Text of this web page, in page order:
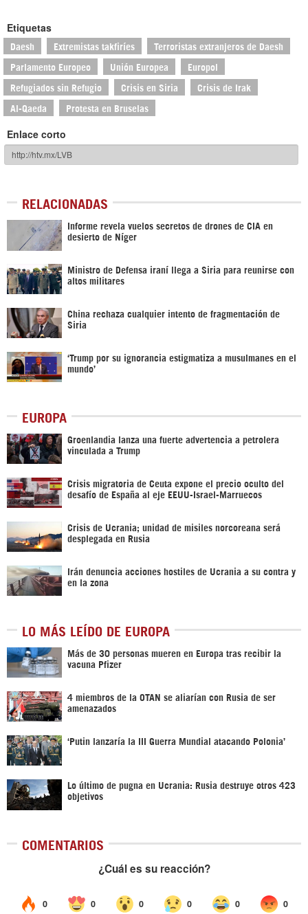
Etiquetas
Daesh Extremistas takfiríes Terroristas extranjeros de Daesh
Parlamento Europeo Unión Europea Europol
Refugiados sin Refugio Crisis en Siria Crisis de Irak
Al-Qaeda Protesta en Bruselas
Enlace corto
RELACIONADAS
Informe revela vuelos secretos de drones de CIA en
desierto de Níger
Ministro de Defensa iraní llega a Siria para reunirse con
altos militares
China rechaza cualquier intento de fragmentación de
Siria
‘Trump por su ignorancia estigmatiza a musulmanes en el
mundo’
EUROPA
Groenlandia lanza una fuerte advertencia a petrolera
vinculada a Trump
Crisis migratoria de Ceuta expone el precio oculto del
desafío de España al eje EEUU-Israel-Marruecos
Crisis de Ucrania; unidad de misiles norcoreana será
desplegada en Rusia
Irán denuncia acciones hostiles de Ucrania a su contra y
en la zona
LO MÁS LEÍDO DE EUROPA
Más de 30 personas mueren en Europa tras recibir la
vacuna Pfizer
4 miembros de la OTAN se aliarían con Rusia de ser
amenazados
‘Putin lanzaría la III Guerra Mundial atacando Polonia’
Lo último de pugna en Ucrania: Rusia destruye otros 423
objetivos
COMENTARIOS